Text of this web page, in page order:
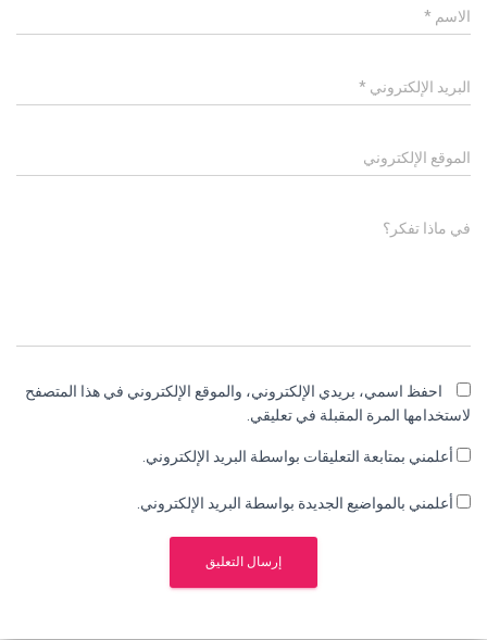
الاسم *
البريد الإلكتروني *
الموقع الإلكتروني
في ماذا تفكر؟
احفظ اسمي، بريدي الإلكتروني، والموقع الإلكتروني في هذا المتصفح
لاستخدامها المرة المقبلة في تعليقي.
أعلمني بمتابعة التعليقات بواسطة البريد الإلكتروني.
أعلمني بالمواضيع الجديدة بواسطة البريد الإلكتروني.